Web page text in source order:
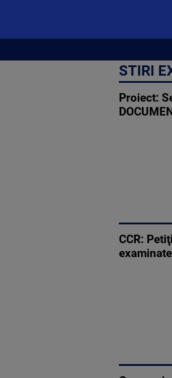
STIRI
Proiect:
CCR:
examinate